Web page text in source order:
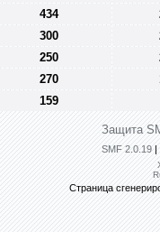
434
300
250
270
159
Защита
SMF 2.0.19 |
Страница